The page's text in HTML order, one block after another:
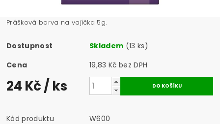
Prášková barva na vajíčka 5g.
Dostupnost Skladem (13 ks)
Cena
19,83 Kč bez DPH
24 Kč/ ks
Kód produktu
W600